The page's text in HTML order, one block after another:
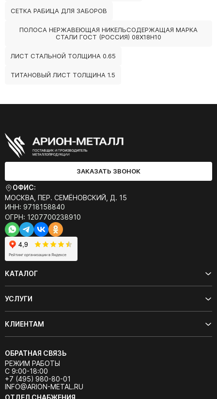
СЕТКА РАБИЦА ДЛЯ ЗАБОРОВ
ПОЛОСА НЕРЖАВЕЮЩАЯ НИКЕЛЬСОДЕРЖАЩАЯ МАРКА
СТАЛИ ГОСТ (РОССИЯ) 08Х18Н10
ЛИСТ СТАЛЬНОЙ ТОЛЩИНА 0.65
ТИТАНОВЫЙ ЛИСТ ТОЛЩИНА 1.5
ЗАКАЗАТЬ ЗВОНОК
ОФИС:
МОСКВА, ПЕР. СЕМЁНОВСКИЙ, Д. 15
ИНН: 9718158840
ОГРН: 1207700238910
КАТАЛОГ
УСЛУГИ
КЛИЕНТАМ
ОБРАТНАЯ СВЯЗЬ
РЕЖИМ РАБОТЫ
С 9:00-18:00
+7 (495) 980-80-01
INFO@ARION-METAL.RU